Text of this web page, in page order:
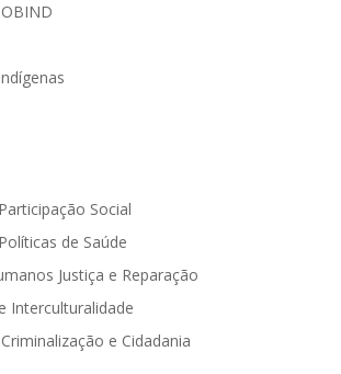
Social
de Saúde
Justiça e Reparação
Interculturalidade
e Cidadania